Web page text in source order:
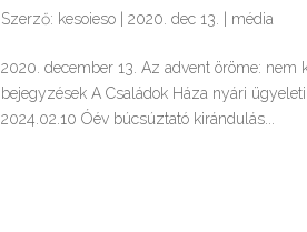
Szerző: kesoieso |2020. dec 13. média
2020. december 13. Az advent öröme:
bejegyzések A Családok Háza nyári
2024.02.10 Óév búcsúztató kirándulás...